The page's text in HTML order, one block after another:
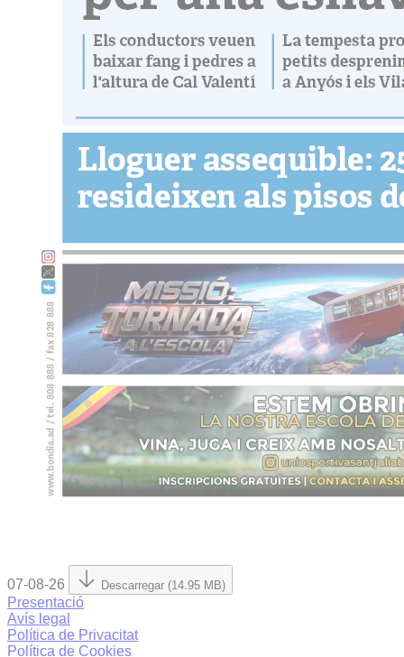
07-08-26 Descarregar (14.95 MB)
Presentació
Avís legal
Política de Privacitat
Política de Cookies